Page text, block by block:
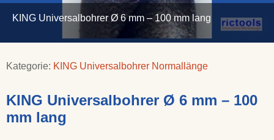
KING Universalbohrer Ø 6 mm – 100 mm lang
Kategorie: KING Universalbohrer Normallänge
KING Universalbohrer Ø 6 mm – 100
mm lang